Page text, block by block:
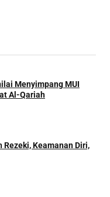
Menyimpang MUI
Al-Qariah
Rezeki, Keamanan Diri,